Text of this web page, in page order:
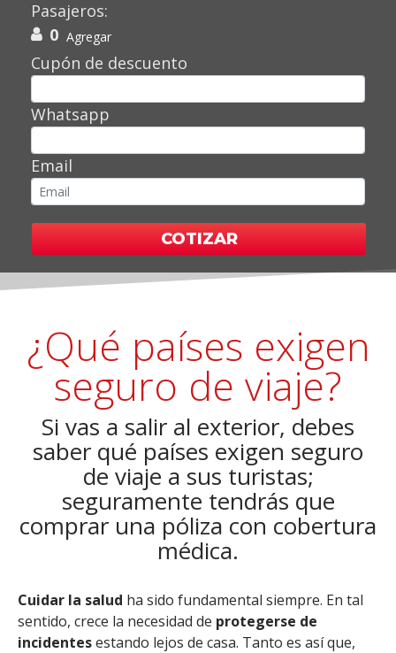
Pasajeros:
0 Agregar
Cupón de descuento
Whatsapp
Email
COTIZAR
¿Qué países exigen
seguro de viaje?
Si vas a salir al exterior, debes
saber qué países exigen seguro
de viaje a sus turistas;
seguramente tendrás que
comprar una póliza con cobertura
médica.
Cuidar la salud ha sido fundamental siempre. En tal
sentido, crece la necesidad de protegerse de
incidentesestando lejos de casa. Tanto es así que,